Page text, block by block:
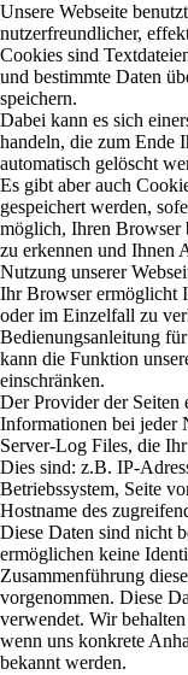
Unsere Webseite
nutzerfreundlicher,
Cookies sind
und bestimmte Daten
speichern.
Dabei kann es sich
handeln, die zum Ende
automatisch gelöscht
Es gibt aber auch
gespeichert werden,
möglich, Ihren Browser
zu erkennen und Ihnen
Nutzung unserer
Ihr Browser ermöglicht
oder im Einzelfall zu
Bedienungsanleitung
kann die Funktion
einschränken.
Der Provider der Seiten
Informationen bei jeder
Server-Log Files, die
Dies sind: z.B. IP-
Betriebssystem, Seite
Hostname des
Diese Daten sind nicht
ermöglichen keine
Zusammenführung
vorgenommen. Diese
verwendet. Wir
wenn uns konkrete
bekannt werden.